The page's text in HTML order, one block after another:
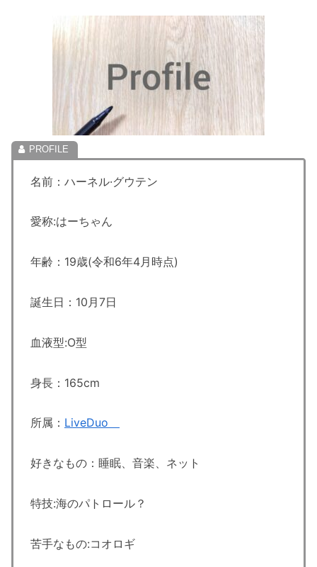
名前：ハーネル·グウテン
愛称:はーちゃん
年齢：19歳(令和6年4月時点)
誕生日：10月7日
血液型:O型
身長：165cm
所属： LiveDuo
好きなもの：睡眠、音楽、ネット
特技:海のパトロール？
苦手なもの:コオロギ